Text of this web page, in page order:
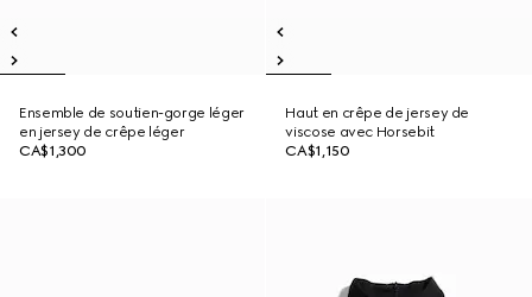
Ensemble de soutien-gorge léger
en jersey de crêpe léger
CA$1,300
Haut en crêpe de jersey de
viscose avec Horsebit
CA$1,150